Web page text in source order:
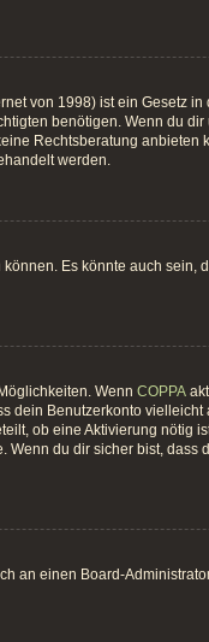
von 1998) ist ein Gesetz
benötigen. Wenn du
Rechtsberatung
werden.
Es könnte auch sein,
Wenn COPPA
Benutzerkonto
ob eine Aktivierung nötig
du dir sicher bist,
an einen Board-